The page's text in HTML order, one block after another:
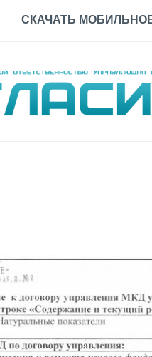
СКАЧАТЬ